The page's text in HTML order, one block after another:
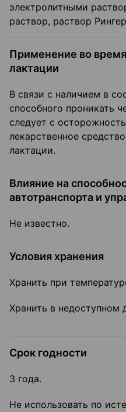
электролитными
раствор, раствор
Применение во
лактации
В связи с наличием в
способного проникать
следует с
лекарственное
лактации.
Влияние на
автотранспорта и
Не известно.
Условия хранения
Хранить при
Хранить в недоступном
Срок годности
3 года.
Не использовать по